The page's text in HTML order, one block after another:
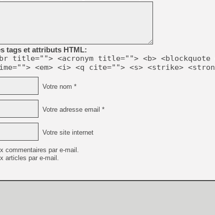
tags et attributs HTML:
title=""> <acronym title=""> <b> <blockquote
<em> <i> <q cite=""> <s> <strike>
Votre nom *
Votre adresse email *
Votre site internet
commentaires par e-mail.
articles par e-mail.